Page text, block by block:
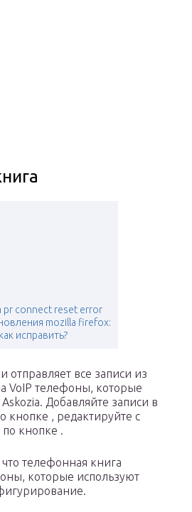
connect reset error
mozilla firefox:
как исправить?
отправляет все записи из
VoIP телефоны, которые
Добавляйте записи в
кнопке , редактируйте с
кнопке .
телефонная книга
которые используют